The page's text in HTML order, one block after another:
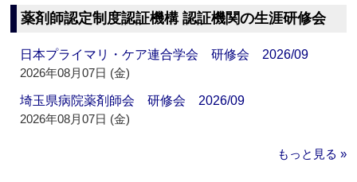
薬剤師認定制度認証機構 認証機関の生涯研修会
日本プライマリ・ケア連合学会 研修会 2026/09
2026年08月07日 (金)
埼玉県病院薬剤師会 研修会 2026/09
2026年08月07日 (金)
もっと見る »